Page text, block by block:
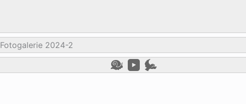
Fotogalerie 2024-2